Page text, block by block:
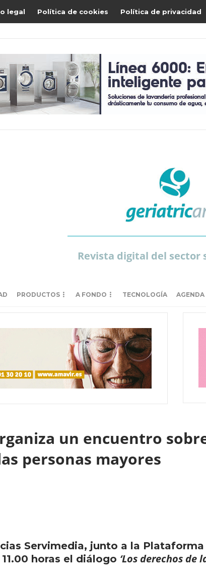
legal Política de cookies Política de privacidad
Revista digital del sector
PRODUCTOS A FONDO TECNOLOGÍA AGENDA
un encuentro
personas mayores
Servimedia, junto a la
horas el diálogo ‘Los derechos de